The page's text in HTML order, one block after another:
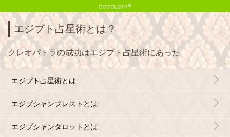
エジプト占星術とは？
クレオパトラの成功はエジプト占星術にあった
エジプト占星術とは
エジプシャンブレストとは
エジプシャンタロットとは